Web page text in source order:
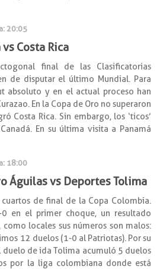
20:05
Costa Rica
final de las Clasificatorias
de disputar el último Mundial. Para
absoluto y en el actual proceso han
En la Copa de Oro no superaron
Costa Rica. Sin embargo, los ‘ticos’
En su última visita a Panamá
18:00
Águilas vs Deportes Tolima
de final de la Copa Colombia.
en el primer choque, un resultado
locales sus números son malos:
12 duelos (1-0 al Patriotas). Por su
duelo de ida Tolima acumuló 5 duelos
por la liga colombiana donde está